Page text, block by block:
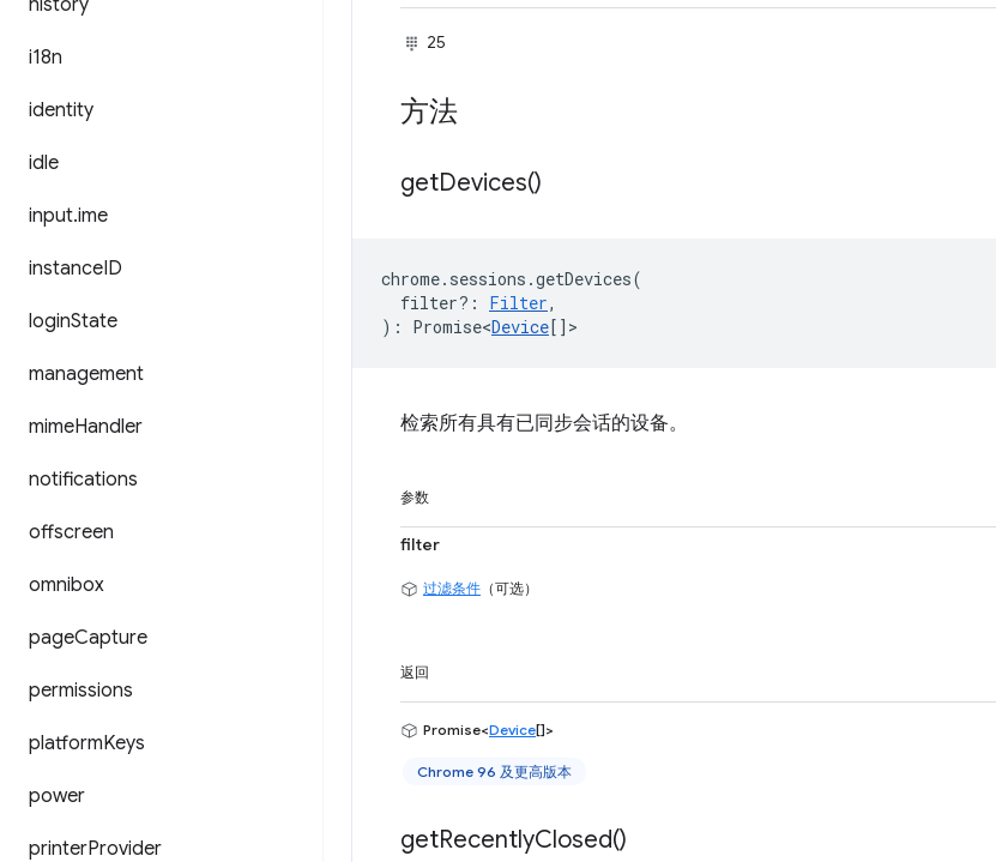
history
i18n
identity
idle
input.ime
instanceID
loginState
management
mimeHandler
notifications
offscreen
omnibox
pageCapture
permissions
platformKeys
power
printerProvider
25
方法
getDevices()
chrome. sessions .getDevices(
filter? : Filter,
) : Promise<Device[] >
检索所有具有已同步会话的设备。
参数
filter
过滤条件 （可选）
返回
Promise<Device[]>
Chrome 96 及更高版本
getRecentlyClosed()